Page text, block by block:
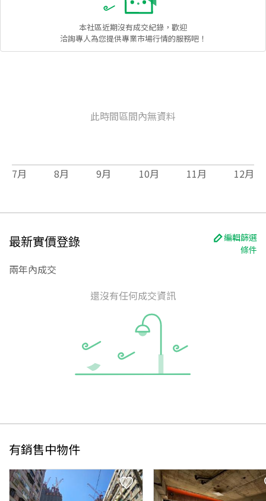
本社區近期沒有成交紀錄，歡迎
洽詢專人為您提供專業市場行情的服務吧！
此時間區間內無資料
7月 8月 9月 10月 11月 12月
最新實價登錄
編輯篩選
條件
兩年內成交
還沒有任何成交資訊
有銷售中物件